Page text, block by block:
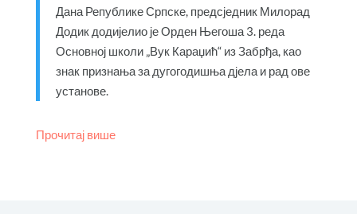
Дана Републике Српске, предсједник Милорад
Додик додијелио је Орден Његоша 3. реда
Основној школи „Вук Караџић“ из Забрђа, као
знак признања за дугогодишња дјела и рад ове
установе.
Прочитај више